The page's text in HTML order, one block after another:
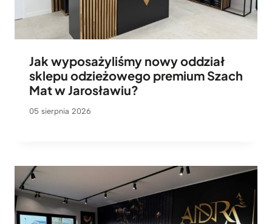
Jak wyposażyliśmy nowy oddział
sklepu odzieżowego premium Szach
Mat w Jarosławiu?
05 sierpnia 2026